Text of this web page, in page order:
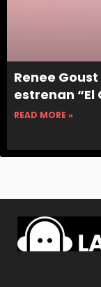
Renee
estrenan “El
READ MORE »